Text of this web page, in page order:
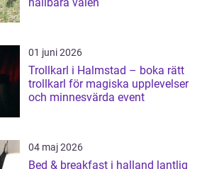
01 juni 2026
Trollkarl i Halmstad – boka rätt
trollkarl för magiska upplevelser
och minnesvärda event
04 maj 2026
Bed & breakfast i halland lantlig